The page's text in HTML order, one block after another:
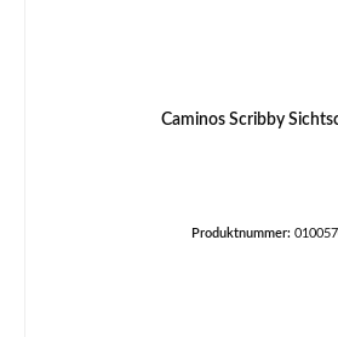
Caminos Scribby
Produktnummer: